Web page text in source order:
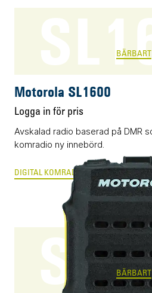
BÄRBART
Motorola SL1600
Logga in för pris
Avskalad radio baserad på DMR
komradio ny innebörd.
DIGITAL KOMRADIO ANALOG
BÄRBART